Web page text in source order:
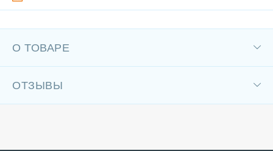
О ТОВАРЕ
ОТЗЫВЫ